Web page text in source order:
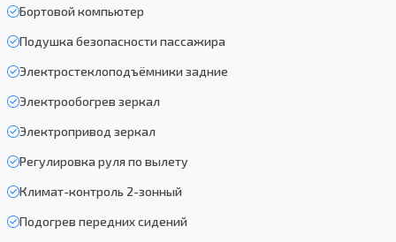
Бортовой компьютер
Подушка безопасности пассажира
Электростеклоподъёмники задние
Электрообогрев зеркал
Электропривод зеркал
Регулировка руля по вылету
Климат-контроль 2-зонный
Подогрев передних сидений